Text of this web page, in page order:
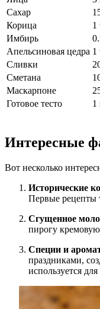
Сахар
Корица
1
Имбирь
Апельсиновая цедра 1
Сливки
Сметана
Маскарпоне
Готовое тесто
1
Интересные
Вот несколько
Исторические
Первые рецепты
Сгущенное
пирогу кремовую
Специи и
праздниками,
используется